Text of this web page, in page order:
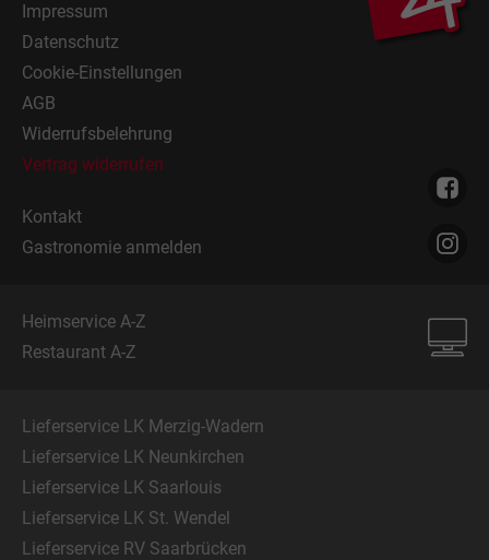
Impressum
Datenschutz
Cookie-Einstellungen
AGB
Widerrufsbelehrung
Vertrag widerrufen
Kontakt
Gastronomie anmelden
Heimservice A-Z
Restaurant A-Z
Lieferservice LK Merzig-Wadern
Lieferservice LK Neunkirchen
Lieferservice LK Saarlouis
Lieferservice LK St. Wendel
Lieferservice RV Saarbrücken